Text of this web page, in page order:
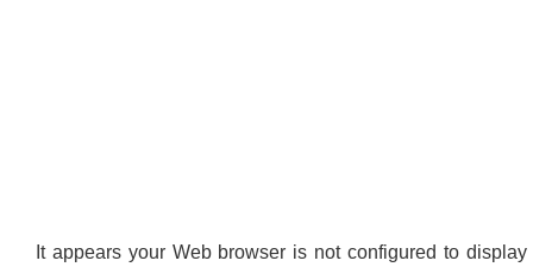
It appears your Web browser is not configured to